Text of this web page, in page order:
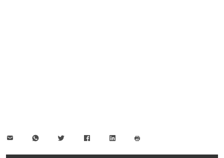
WhatsAppTwitter FacebookLinkedIn
drucken